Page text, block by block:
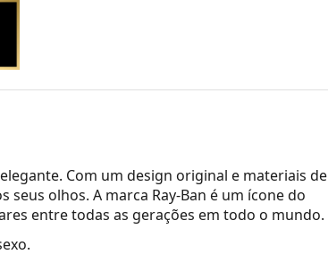
Com um design original e materiais de
olhos. A marca Ray-Ban é um ícone do
entre todas as gerações em todo o mundo.